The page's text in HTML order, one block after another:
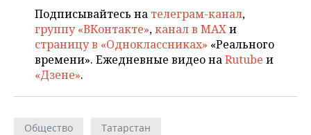
Подписывайтесь на телеграм-канал,
группу «ВКонтакте»,канал в MAXи
страницу в «Одноклассниках» «Реального
времени». Ежедневные видео наRutube и
«Дзене».
Общество Татарстан